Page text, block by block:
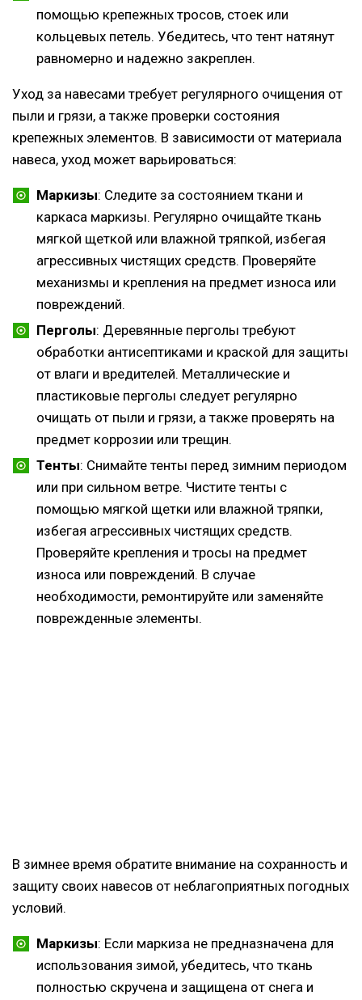
помощью крепежных тросов, стоек или
кольцевых петель. Убедитесь, что тент натянут
равномерно и надежно закреплен.
Уход за навесами требует регулярного очищения от
пыли и грязи, а также проверки состояния
крепежных элементов. В зависимости от материала
навеса, уход может варьироваться:
Маркизы: Следите за состоянием ткани и
каркаса маркизы. Регулярно очищайте ткань
мягкой щеткой или влажной тряпкой, избегая
агрессивных чистящих средств. Проверяйте
механизмы и крепления на предмет износа или
повреждений.
Перголы: Деревянные перголы требуют
обработки антисептиками и краской для защиты
от влаги и вредителей. Металлические и
пластиковые перголы следует регулярно
очищать от пыли и грязи, а также проверять на
предмет коррозии или трещин.
Тенты: Снимайте тенты перед зимним периодом
или при сильном ветре. Чистите тенты с
помощью мягкой щетки или влажной тряпки,
избегая агрессивных чистящих средств.
Проверяйте крепления и тросы на предмет
износа или повреждений. В случае
необходимости, ремонтируйте или заменяйте
поврежденные элементы.
В зимнее время обратите внимание на сохранность и
защиту своих навесов от неблагоприятных погодных
условий.
Маркизы: Если маркиза не предназначена для
использования зимой, убедитесь, что ткань
полностью скручена и защищена от снега и